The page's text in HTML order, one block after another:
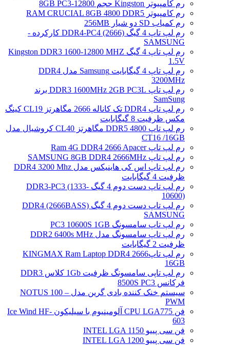
رم کامپیوتر Kingston حجم 8GB PC3-12800
رم کامپیوتر RAM CRUCIAL 8GB 4800 DDR5
رم کمیاب SD دو شیار 256MB
رم لپ تاپ 4 گیگ DDR4-PC4 (2666) کارکرده -
SAMSUNG
رم لپ تاپ 4 گیگ Kingston DDR3 1600-12800 MHZ
1.5V
رم لپ تاپ 4 گیگابایت Samsung مدل DDR4
3200MHz
رم لپ تاپ DDR3 1600MHz 2GB PC3L برند
SamSung
رم لپ تاپ DDR4 تک کاناله 2666 مگاهرتز CL19 کینگ
مکس ظرفیت 8 گیگابایت
رم لپ تاپ DDR5 4800 مگاهرتز CL40 کروشیال مدل
CT16 /16GB
رم لپ تاپ Ram 4G DDR4 2666 Apacer
رم لپ تاپ SAMSUNG 8GB DDR4 2666MHz
رم لپ تاپ اس کی هاینیکس مدل DDR4 3200 Mhz
ظرفیت 4 گیگابایت
رم لپ تاپ دست دوم 4 گیگ DDR3-PC3 (1333-
10600)
رم لپ تاپ دست دوم 4 گیگ DDR4 (2666BASS)
SAMSUNG
رم لپ تاپ سامسونگ PC3 10600S 1GB
رم لپ تاپ سامسونگ مدل DDR2 6400s MHz
ظرفیت 2 گیگابایت
رم لپ تاپ2666 KINGMAX Ram Laptop DDR4
16GB
رم لپ تاپی سامسونگ ظرفیت 1Gb کلاس DDR3
فرکانس 8500S PC3
سیستم خنک کننده بادی گرین مدل NOTUS 100 –
PWM
فن CPU LGA775 آلومینیوم با سیلیکون Ice Wind HF-
603
فن سی پییو INTEL LGA 1150
فن سی پییو INTEL LGA 1200